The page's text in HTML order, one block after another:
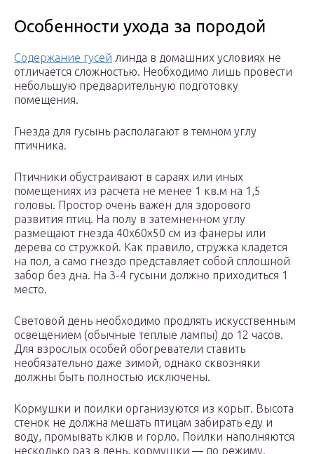
Особенности ухода за породой
Содержание гусей линда в домашних условиях не
отличается сложностью. Необходимо лишь провести
небольшую предварительную подготовку
помещения.
Гнезда для гусынь располагают в темном углу
птичника.
Птичники обустраивают в сараях или иных
помещениях из расчета не менее 1 кв.м на 1,5
головы. Простор очень важен для здорового
развития птиц. На полу в затемненном углу
размещают гнезда 40х60х50 см из фанеры или
дерева со стружкой. Как правило, стружка кладется
на пол, а само гнездо представляет собой сплошной
забор без дна. На 3-4 гусыни должно приходиться 1
место.
Световой день необходимо продлять искусственным
освещением (обычные теплые лампы) до 12 часов.
Для взрослых особей обогреватели ставить
необязательно даже зимой, однако сквозняки
должны быть полностью исключены.
Кормушки и поилки организуются из корыт. Высота
стенок не должна мешать птицам забирать еду и
воду, промывать клюв и горло. Поилки наполняются
несколько раз в день, кормушки — по режиму.